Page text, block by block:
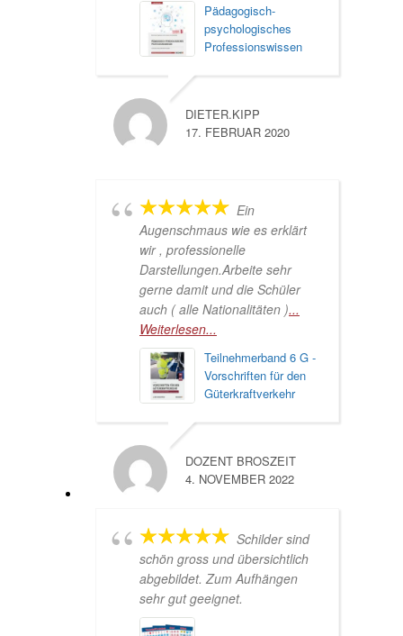
Pädagogisch-
psychologisches
Professionswissen
DIETER.KIPP
17. FEBRUAR 2020
Ein
Augenschmaus wie es erklärt
wir , professionelle
Darstellungen.Arbeite sehr
gerne damit und die Schüler
auch ( alle Nationalitäten )...
Weiterlesen...
Teilnehmerband 6 G -
Vorschriften für den
Güterkraftverkehr
DOZENT BROSZEIT
4. NOVEMBER 2022
Schilder sind
schön gross und übersichtlich
abgebildet. Zum Aufhängen
sehr gut geeignet.